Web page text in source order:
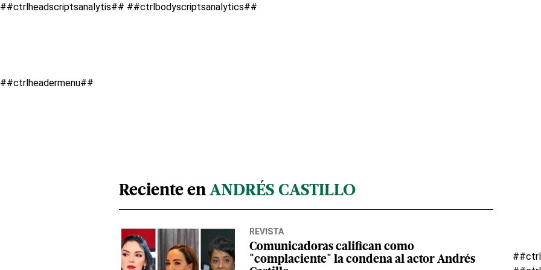
##ctrlheadscriptsanalytis## ##ctrlbodyscriptsanalytics##
##ctrlheadermenu##
Reciente en ANDRÉS CASTILLO
REVISTA
Comunicadoras califican como
"complaciente" la condena al actor Andrés